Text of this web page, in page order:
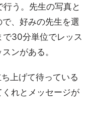
う。先生の写真と
、好みの先生を選
で30分単位でレッス
ンがある。
上げて待っている
れとメッセージが